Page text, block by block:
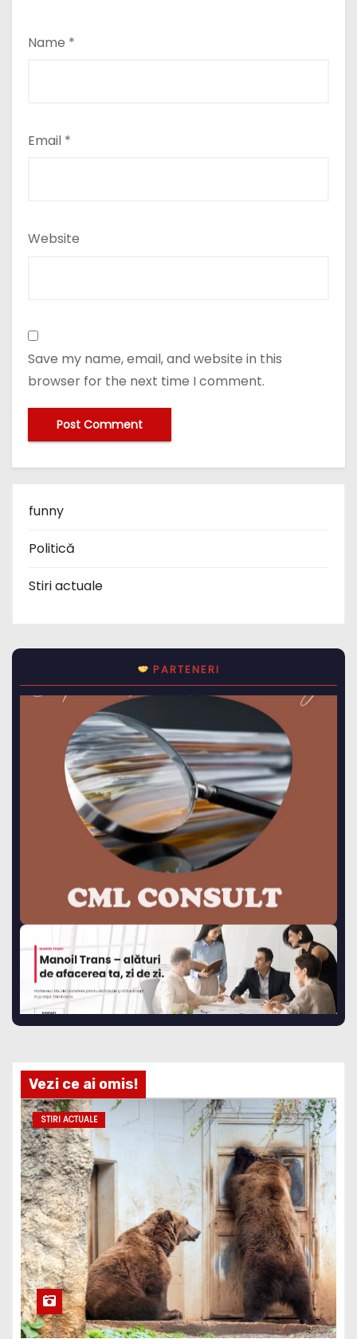
Name *
Email *
Website
Save my name, email, and website in this
browser for the next time I comment.
funny
Politică
Stiri actuale
PARTENERI
Vezi ce ai omis!
STIRI ACTUALE